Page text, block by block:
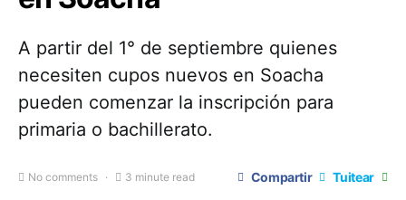
A partir del 1° de septiembre quienes
necesiten cupos nuevos en Soacha
pueden comenzar la inscripción para
primaria o bachillerato.
No comments 3 minute read Compartir Tuitear